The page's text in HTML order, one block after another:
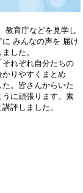
教育庁などを見学し
みんなの声を 届け
した。
れぞれ自分たちの
りやすくまとめ
。皆さんからいた
に頑張ります。素
評しました。